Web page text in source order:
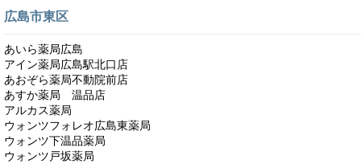
広島市東区
あいら薬局広島
アイン薬局広島駅北口店
あおぞら薬局不動院前店
あすか薬局 温品店
アルカス薬局
ウォンツフォレオ広島東薬局
ウォンツ下温品薬局
ウォンツ戸坂薬局